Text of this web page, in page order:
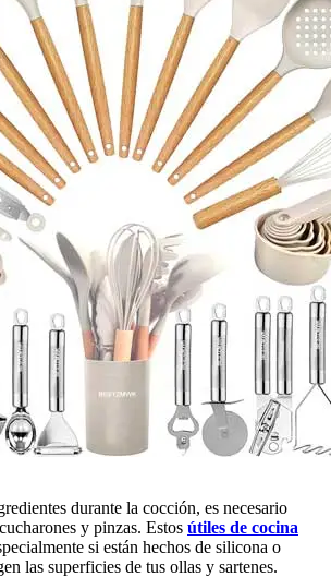
durante la cocción, es necesario
y pinzas. Estos útiles de cocina
si están hechos de silicona o
las superficies de tus ollas y sartenes.